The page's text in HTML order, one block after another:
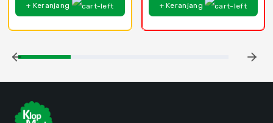
+ Keranjang + Keranjang